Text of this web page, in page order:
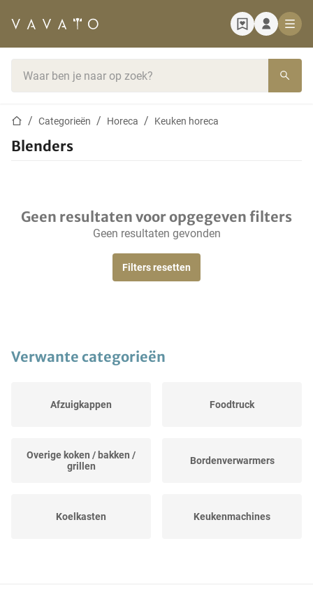
StartpaginaCategorieën Horeca Keuken horeca
Blenders
Geen resultaten voor opgegeven filters
Geen resultaten gevonden
Filters resetten
Verwante categorieën
Afzuigkappen Foodtruck
Overige koken / bakken /
grillen
Bordenverwarmers
Koelkasten Keukenmachines